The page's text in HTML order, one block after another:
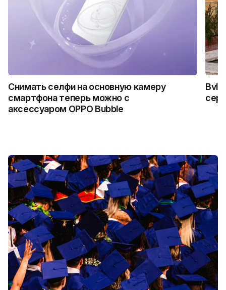
Снимать селфи на основную камеру
смартфона теперь можно с
аксессуаром OPPO Bubble